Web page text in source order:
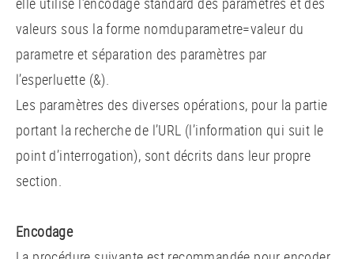
valeurs sous la forme nomduparametre=valeur du
parametre et séparation des paramètres par
l’esperluette (&).
Les paramètres des diverses opérations, pour la partie
portant la recherche de l’URL (l’information qui suit le
point d’interrogation), sont décrits dans leur propre
section.
Encodage